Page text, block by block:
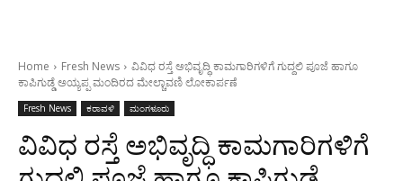
Home Fresh News
ವಿವಿಧ ರಸ್ತೆ ಅಭಿವೃದ್ಧಿ ಕಾಮಗಾರಿಗಳಿಗೆ ಗುದ್ದಲಿ ಪೂಜೆ ಹಾಗೂ
ಕಾಪಿಗುಡ್ಡೆ ಅಯ್ಯಪ್ಪ ಮಂದಿರದ ಮೇಲ್ಚಾವಣಿ ಲೋಕಾರ್ಪಣೆ
Fresh News ಕರಾವಳಿ ಮಂಗಳೂರು
ವಿವಿಧ ರಸ್ತೆ ಅಭಿವೃದ್ಧಿ ಕಾಮಗಾರಿಗಳಿಗೆ